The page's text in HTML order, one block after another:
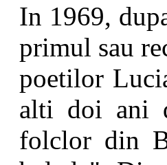
In 1969,
primul sau
poetilor
alti doi ani
folclor din